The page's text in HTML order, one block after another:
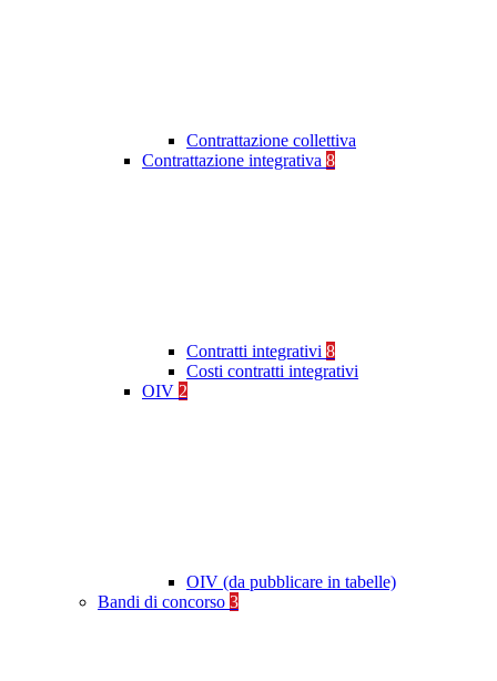
Contrattazione collettiva
Contrattazione integrativa 8
Contratti integrativi 8
Costi contratti integrativi
OIV 2
OIV (da pubblicare in tabelle)
Bandi di concorso 3